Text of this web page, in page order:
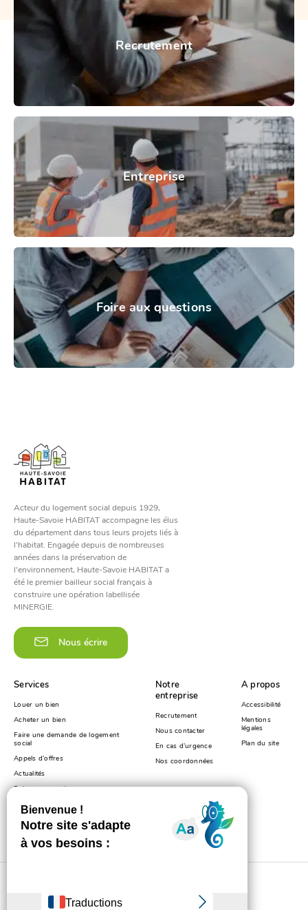
Recrutement
Entreprise
Foire aux questions
Acteur du logement social depuis 1929,
Haute-Savoie HABITAT accompagne les élus
du département dans tous leurs projets liés à
l'habitat. Engagée depuis de nombreuses
années dans la préservation de
l'environnement, Haute-Savoie HABITAT a
été le premier bailleur social français à
construire une opération labellisée
MINERGIE.
Nous écrire
Services
Louer un bien
Acheter un bien
Faire une demande de logement
social
Appels d’offres
Actualités
Foire aux questions
Notre
entreprise
Recrutement
Nous contacter
En cas d’urgence
Nos coordonnées
A propos
Accessibilité
Mentions
légales
Plan du site